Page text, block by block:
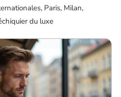
Paris, Milan,
du luxe